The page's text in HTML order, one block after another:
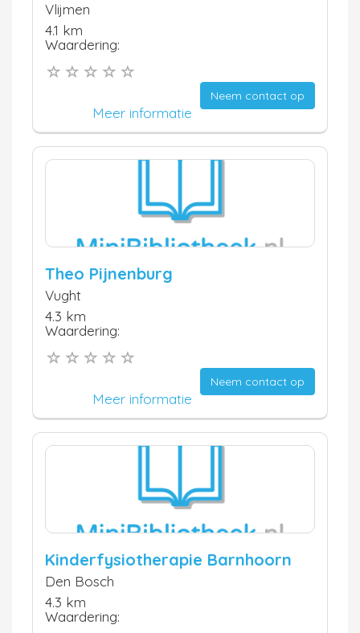
Vlijmen
4.1 km
Waardering:
Neem contact op
Meer informatie
Theo Pijnenburg
Vught
4.3 km
Waardering:
Neem contact op
Meer informatie
Kinderfysiotherapie Barnhoorn
Den Bosch
4.3 km
Waardering: